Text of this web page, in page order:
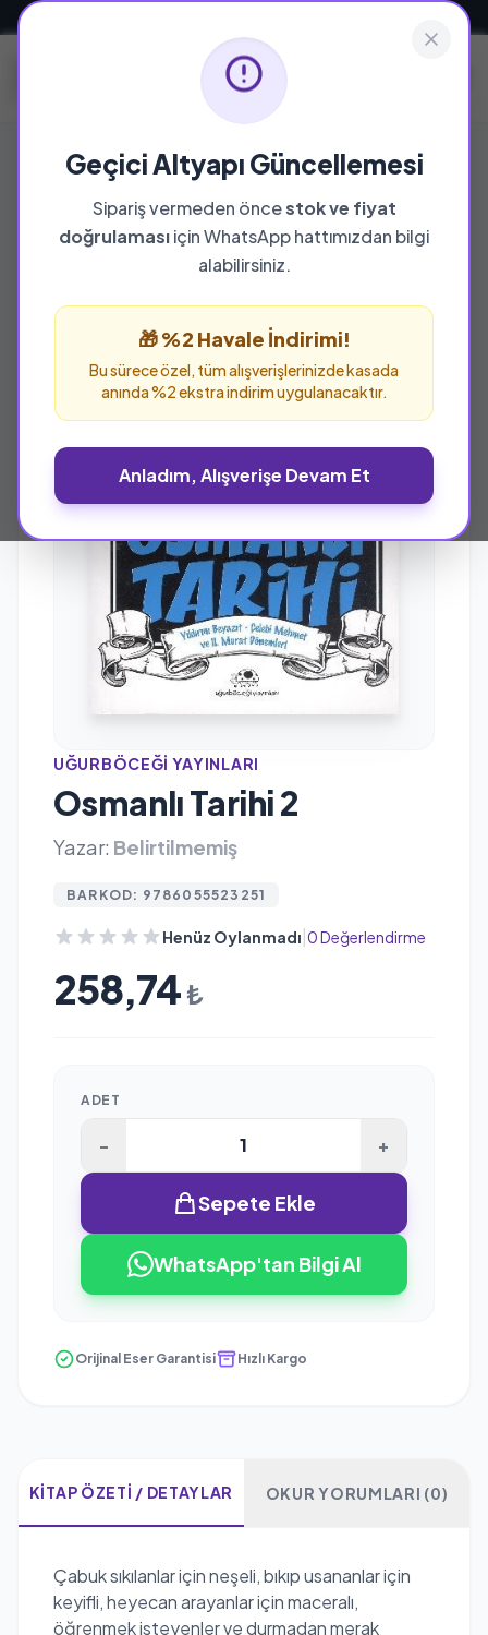
Geçici Altyapı Güncellemesi
Sipariş vermeden öncestok ve fiyat
doğrulamasıiçin WhatsApp hattımızdan bilgi
alabilirsiniz.
🎁 %2 Havale İndirimi!
Bu sürece özel, tüm alışverişlerinizde kasada
anında %2 ekstra indirim uygulanacaktır.
Anladım, Alışverişe Devam Et
UĞURBÖCEĞI YAYINLARI
Osmanlı Tarihi 2
Yazar: Belirtilmemiş
BARKOD: 9786055523251
Henüz Oylanmadı|0 Değerlendirme
258,74 ₺
ADET
- +
Sepete Ekle
WhatsApp'tan Bilgi Al
Orijinal Eser Garantisi Hızlı Kargo
KITAP ÖZETI / DETAYLAR OKUR YORUMLARI (0)
Çabuk sıkılanlar için neşeli, bıkıp usananlar için
keyifli, heyecan arayanlar için maceralı,
öğrenmek isteyenler ve durmadan merak